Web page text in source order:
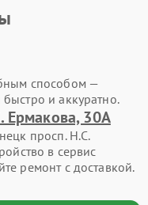
способом —
и аккуратно.
Ермакова, 30А
просп. Н.С.
в сервис
ремонт с доставкой.